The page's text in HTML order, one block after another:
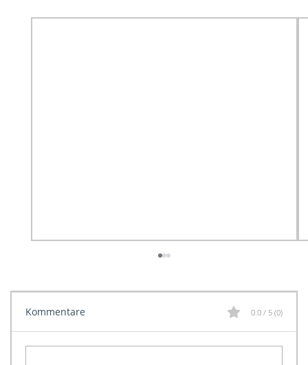
Kommentare 0.0 / 5 (0)